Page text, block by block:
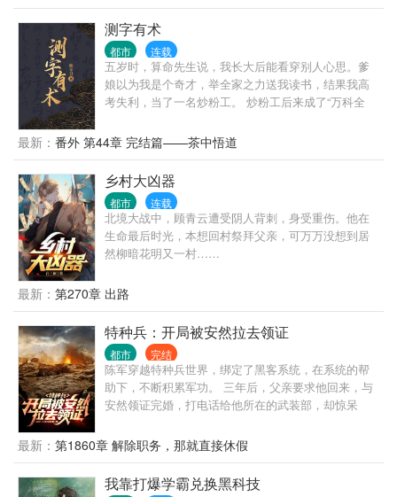
测字有术
都市 连载
五岁时，算命先生说，我长大后能看穿别人心思。爹
娘以为我是个奇才，举全家之力送我读书，结果我高
考失利，当了一名炒粉工。 炒粉工后来成了“万科全
不是你，你可以成为不一样的烟火。 翻开第一页看一
句段评，相当于作品简介。
最新： 番外 第44章 完结篇——茶中悟道
乡村大凶器
都市 连载
北境大战中，顾青云遭受阴人背刺，身受重伤。他在
生命最后时光，本想回村祭拜父亲，可万万没想到居
然柳暗花明又一村……
最新： 第270章 出路
特种兵：开局被安然拉去领证
都市 完结
陈军穿越特种兵世界，绑定了黑客系统，在系统的帮
助下，不断积累军功。 三年后，父亲要求他回来，与
安然领证完婚，打电话给他所在的武装部，却惊呆
最新： 第1860章 解除职务，那就直接休假
我靠打爆学霸兑换黑科技